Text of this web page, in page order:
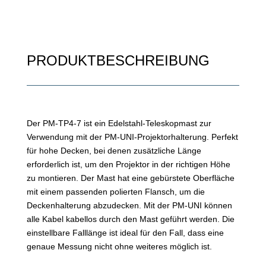
PRODUKTBESCHREIBUNG
Der PM-TP4-7 ist ein Edelstahl-Teleskopmast zur
Verwendung mit der PM-UNI-Projektorhalterung. Perfekt
für hohe Decken, bei denen zusätzliche Länge
erforderlich ist, um den Projektor in der richtigen Höhe
zu montieren. Der Mast hat eine gebürstete Oberfläche
mit einem passenden polierten Flansch, um die
Deckenhalterung abzudecken. Mit der PM-UNI können
alle Kabel kabellos durch den Mast geführt werden. Die
einstellbare Falllänge ist ideal für den Fall, dass eine
genaue Messung nicht ohne weiteres möglich ist.